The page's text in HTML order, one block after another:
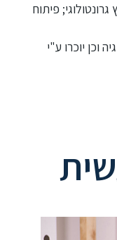
גרונטולוגי; פיתוח
וכן יוכרו ע"י